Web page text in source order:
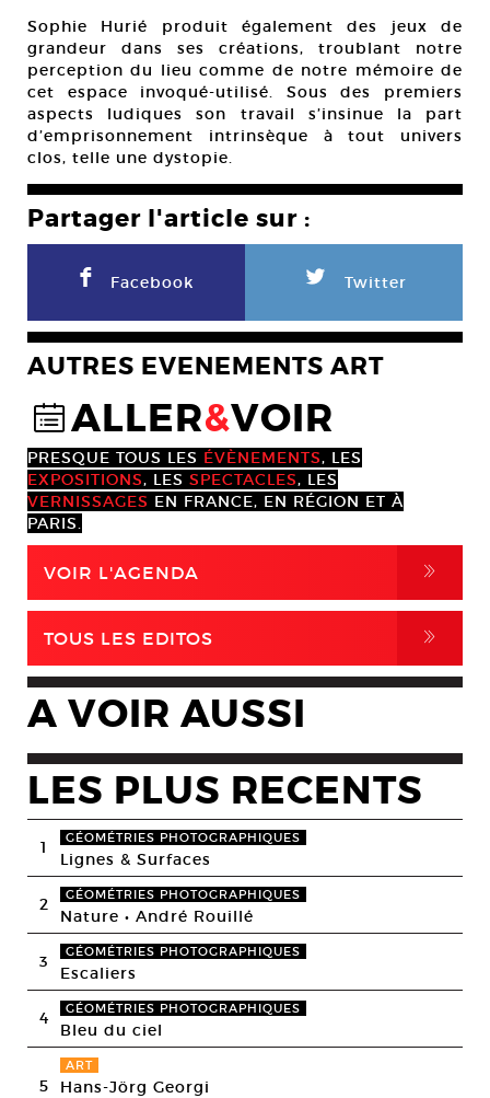
Sophie Hurié produit également des jeux de
grandeur dans ses créations, troublant notre
perception du lieu comme de notre mémoire de
cet espace invoqué-utilisé. Sous des premiers
aspects ludiques son travail s’insinue la part
d’emprisonnement intrinsèque à tout univers
clos, telle une dystopie.
Partager l'article sur :
F Facebook L Twitter
AUTRES EVENEMENTS ART
@ALLER&VOIR
PRESQUE TOUS LES ÉVÈNEMENTS, LES
EXPOSITIONS, LES SPECTACLES, LES
VERNISSAGES EN FRANCE, EN RÉGION ET À
PARIS.
VOIR L'AGENDA ,
TOUS LES EDITOS ,
A VOIR AUSSI
LES PLUS RECENTS
1 GÉOMÉTRIES PHOTOGRAPHIQUES
Lignes & Surfaces
2 GÉOMÉTRIES PHOTOGRAPHIQUES
Nature • André Rouillé
3 GÉOMÉTRIES PHOTOGRAPHIQUES
Escaliers
4 GÉOMÉTRIES PHOTOGRAPHIQUES
Bleu du ciel
5
ART
Hans-Jörg Georgi